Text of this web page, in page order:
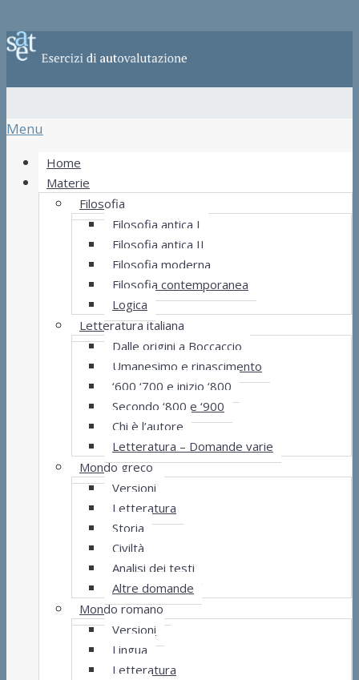
Menu
Home
Materie
Filosofia
Filosofia antica I
Filosofia antica II
Filosofia moderna
Filosofia contemporanea
Logica
Letteratura italiana
Dalle origini a Boccaccio
Umanesimo e rinascimento
‘600 ‘700 e inizio ‘800
Secondo ‘800 e ‘900
Chi è l’autore
Letteratura – Domande varie
Mondo greco
Versioni
Letteratura
Storia
Civiltà
Analisi dei testi
Altre domande
Mondo romano
Versioni
Lingua
Letteratura